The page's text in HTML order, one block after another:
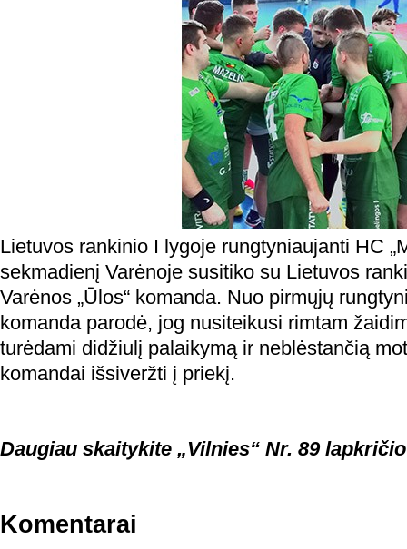
Lietuvos rankinio I lygoje rungtyniaujanti HC
sekmadienį Varėnoje susitiko su Lietuvos
Varėnos „Ūlos“ komanda. Nuo pirmųjų
komanda parodė, jog nusiteikusi rimtam
turėdami didžiulį palaikymą ir neblėstančią
komandai išsiveržti į priekį.
Daugiau skaitykite „Vilnies“ Nr. 89
Komentarai